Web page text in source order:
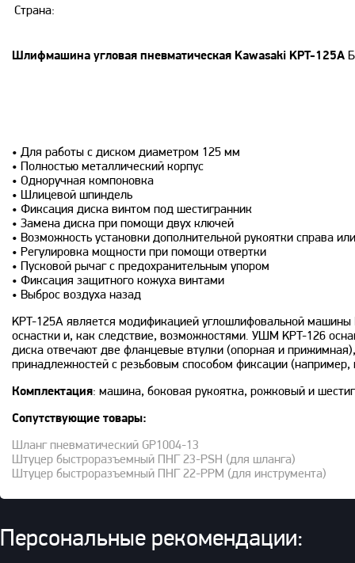
Страна:
Шлифмашина угловая пневматическая Kawasaki KPT-125A
• Для работы с диском диаметром 125 мм
• Полностью металлический корпус
• Одноручная компоновка
• Шлицевой шпиндель
• Фиксация диска винтом под шестигранник
• Замена диска при помощи двух ключей
• Возможность установки дополнительной рукоятки справа
• Регулировка мощности при помощи отвертки
• Пусковой рычаг с предохранительным упором
• Фиксация защитного кожуха винтами
• Выброс воздуха назад
KPT-125A является модификацией углошлифовальной
оснастки и, как следствие, возможностями. УШМ KPT-126
диска отвечают две фланцевые втулки (опорная и
принадлежностей с резьбовым способом фиксации
Комплектация: машина, боковая рукоятка, рожковый и
Сопутствующие товары:
Шланг пневматический GP1004-13
Штуцер быстроразъемный ПНГ 23-PSH (для шланга)
Штуцер быстроразъемный ПНГ 22-PPM (для инструмента)
Персональные рекомендации: